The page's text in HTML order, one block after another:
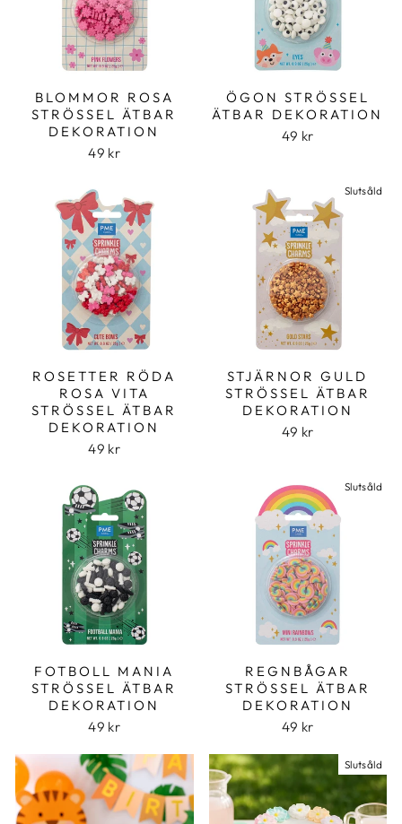
BLOMMOR ROSA
STRÖSSEL ÄTBAR
DEKORATION
49 kr
ÖGON STRÖSSEL
ÄTBAR DEKORATION
49 kr
ROSETTER RÖDA
ROSA VITA
STRÖSSEL ÄTBAR
DEKORATION
49 kr
Slutsåld
STJÄRNOR GULD
STRÖSSEL ÄTBAR
DEKORATION
49 kr
FOTBOLL MANIA
STRÖSSEL ÄTBAR
DEKORATION
49 kr
Slutsåld
REGNBÅGAR
STRÖSSEL ÄTBAR
DEKORATION
49 kr
Slutsåld